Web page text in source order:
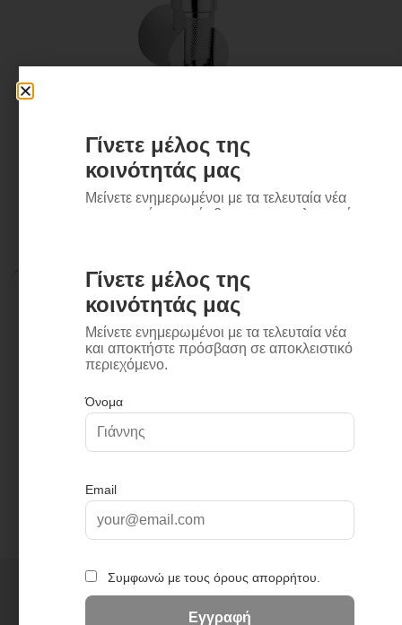
Περιγραφή
Λαβή ντους με σύστημα auto-stop
Σπιράλ χρωμέ 125cm
Σύνδεση G½
Tαιριάζει σε όλες τις βρύσες μπάνιου, ντους,
και νεροχύτη με βύσμα G½